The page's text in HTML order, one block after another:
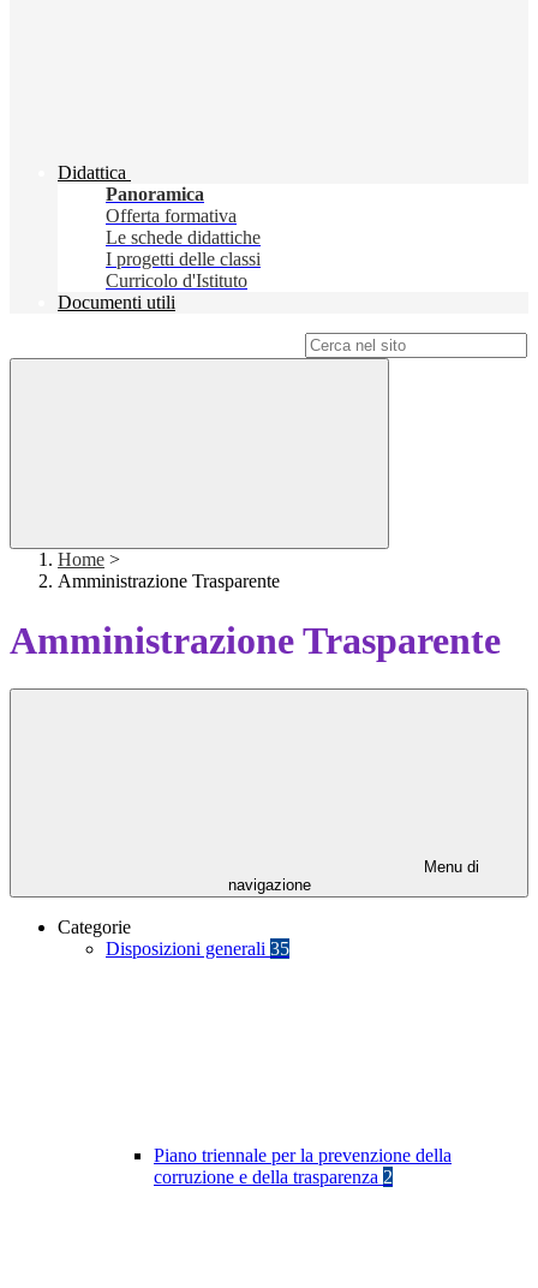
Didattica
Panoramica
Offerta formativa
Le schede didattiche
I progetti delle classi
Curricolo d'Istituto
Documenti utili
Home >
Amministrazione Trasparente
Amministrazione Trasparente
Menu di
navigazione
Categorie
Disposizioni generali 35
Piano triennale per la prevenzione della
corruzione e della trasparenza 2